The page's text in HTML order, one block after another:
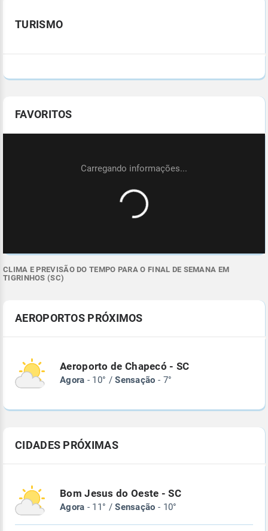
TURISMO
FAVORITOS
CLIMA E PREVISÃO DO TEMPO PARA O FINAL DE SEMANA EM
TIGRINHOS (SC)
AEROPORTOS PRÓXIMOS
Aeroporto de Chapecó - SC
Agora - 10° /Sensação - 7°
CIDADES PRÓXIMAS
Bom Jesus do Oeste - SC
Agora - 11° /Sensação - 10°